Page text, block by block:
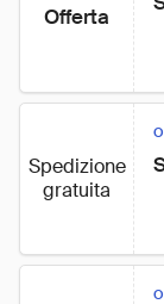
Offerta
Spedizione
gratuita